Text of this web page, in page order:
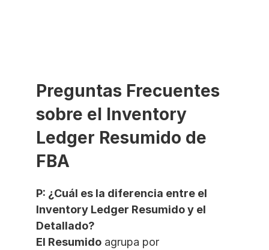
Preguntas Frecuentes
sobre el Inventory
Ledger Resumido de
FBA
P: ¿Cuál es la diferencia entre el
Inventory Ledger Resumido y el
Detallado?
El Resumido agrupa por